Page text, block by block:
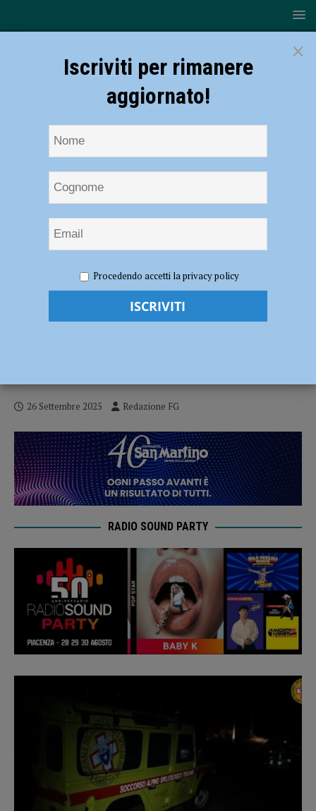
ferito tra i boschi di Morfasso, ritrovato nella notte il fungaiolo
disperso. Ferito anche un soccorritore
Perso e ferito tra i boschi di Morfasso,
26 Settembre 2025 Redazione FG
RADIO SOUND PARTY
×
Iscriviti per rimanere
aggiornato!
Procedendo accetti la privacy policy